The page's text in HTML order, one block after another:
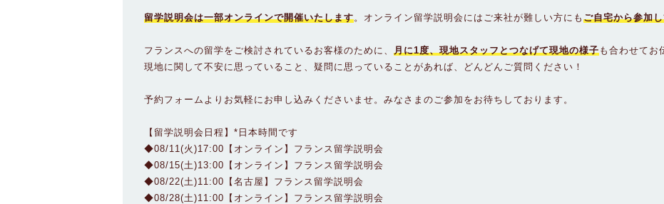
留学説明会は一部オンラインで開催いたします。オンライン留学説明会にはご来社が難しい方にも ご自宅から参加
フランスへの留学をご検討されているお客様のために、 月に1度、現地スタッフとつなげて現地の様子も合わせてお
現地に関して不安に思っていること、疑問に思っていることがあれば、どんどんご質問ください！
予約フォームよりお気軽にお申し込みくださいませ。みなさまのご参加をお待ちしております。
【留学説明会日程】*日本時間です
◆08/11(火)17:00【オンライン】フランス留学説明会
◆08/15(土)13:00【オンライン】フランス留学説明会
◆08/22(土)11:00【名古屋】フランス留学説明会
◆08/28(土)11:00【オンライン】フランス留学説明会